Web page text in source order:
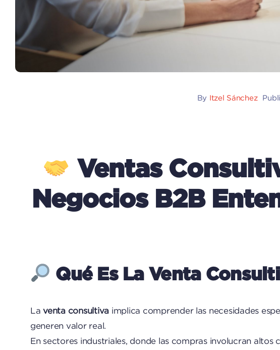
By Itzel Sánchez
Ventas
Negocios B2B
Qué Es La Venta
Laventa consultiva implica comprender las necesidades
generen valor real.
En sectores industriales, donde las compras involucran altos